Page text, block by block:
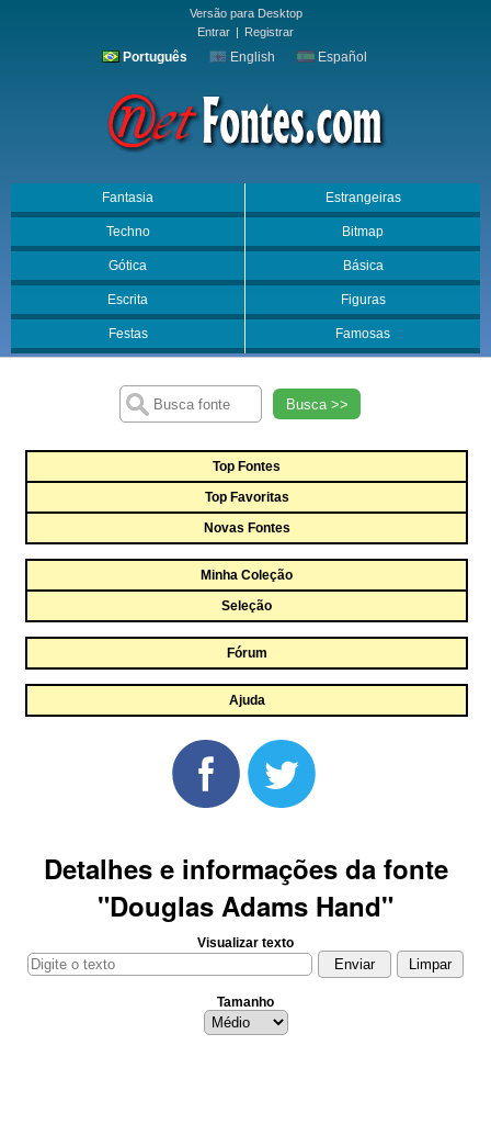
Versão para Desktop
Entrar | Registrar
Português English Español
Fantasia Estrangeiras
Techno Bitmap
Gótica Básica
Escrita Figuras
Festas Famosas
Busca >>
Top Fontes
Top Favoritas
Novas Fontes
Minha Coleção
Seleção
Fórum
Ajuda
Detalhes e informações da fonte
"Douglas Adams Hand"
Visualizar texto
Tamanho